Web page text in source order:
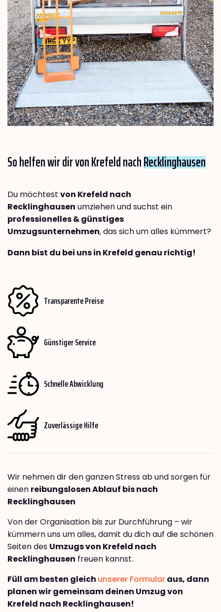
So helfen wir dir von Krefeld nachRecklinghausen
Du möchtest von Krefeld nach
Recklinghausen umziehen und suchst ein
professionelles & günstiges
Umzugsunternehmen, das sich um alles kümmert?
Dann bist du bei uns in Krefeld genau richtig!
Transparente Preise
Günstiger Service
Schnelle Abwicklung
Zuverlässige Hilfe
Wir nehmen dir den ganzen Stress ab und sorgen für
einen reibungslosen Ablauf bis nach
Recklinghausen
Von der Organisation bis zur Durchführung – wir
kümmern uns um alles, damit du dich auf die schönen
Seiten des Umzugs von Krefeld nach
Recklinghausen freuen kannst.
Füll am besten gleich unserer Formularaus, dann
planen wir gemeinsam deinen Umzug von
Krefeld nach Recklinghausen!